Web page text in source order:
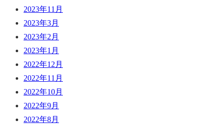
2023年11月
2023年3月
2023年2月
2023年1月
2022年12月
2022年11月
2022年10月
2022年9月
2022年8月